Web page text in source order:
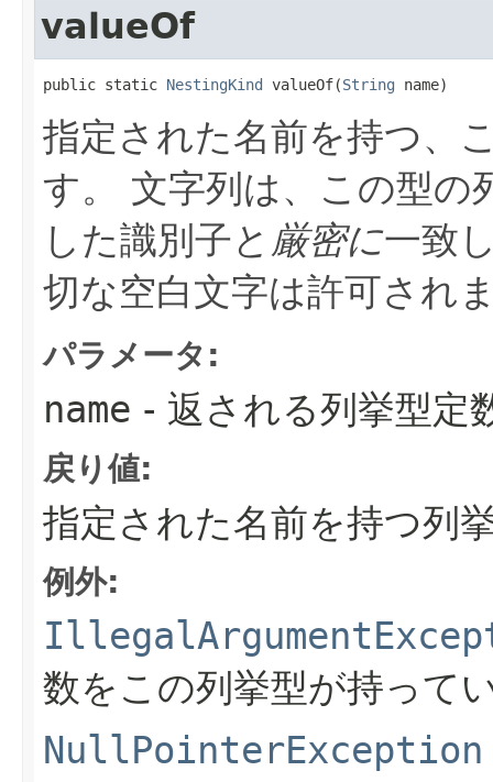
valueOf
public static NestingKind valueOf​(String name)
指定された名前を持つ、
す。
文字列は、この型の
した識別子と 厳密に一致
切な空白文字は許可され
パラメータ:
name - 返される列挙型定
戻り値:
指定された名前を持つ列
例外:
数をこの列挙型が持って
NullPointerException